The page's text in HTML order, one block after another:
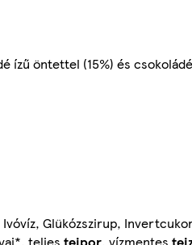
ízű öntettel (15%) és
Ivóvíz, Glükózszirup,
teljes tejpor, vízmentes